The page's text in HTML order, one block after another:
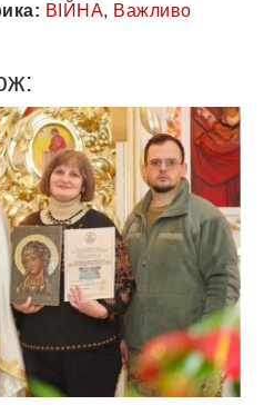
ВІЙНА, Важливо